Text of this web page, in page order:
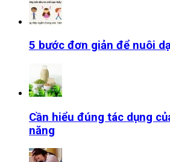
5 bước đơn giản để nuôi
Cần hiểu đúng tác dụng
năng